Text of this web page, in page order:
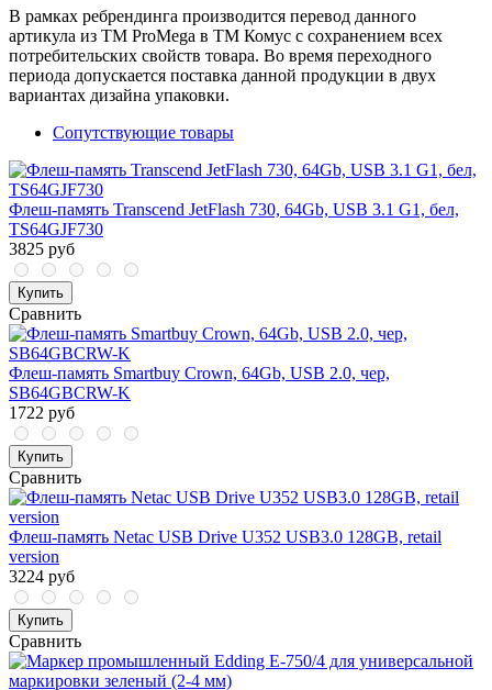
В рамках ребрендинга производится перевод данного
артикула из ТМ ProMega в ТМ Комус с сохранением всех
потребительских свойств товара. Во время переходного
периода допускается поставка данной продукции в двух
вариантах дизайна упаковки.
Сопутствующие товары
Флеш-память Transcend JetFlash 730, 64Gb, USB 3.1 G1, бел,
TS64GJF730
3825 руб
Купить
Сравнить
Флеш-память Smartbuy Crown, 64Gb, USB 2.0, чер,
SB64GBCRW-K
1722 руб
Купить
Сравнить
Флеш-память Netac USB Drive U352 USB3.0 128GB, retail
version
3224 руб
Купить
Сравнить